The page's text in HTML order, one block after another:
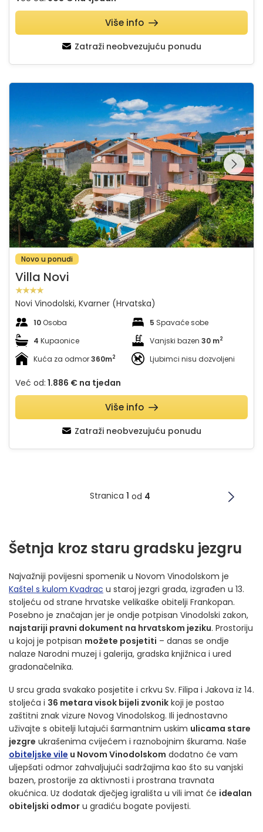
Zatraži neobvezujuću ponudu
Više info
Pregledajte cijelu
galeriju na
Novo u ponudi
Villa Novi
Novi Vinodolski, Kvarner (Hrvatska)
10Osoba 5 Spavaće sobe
4 Kupaonice Vanjski bazen 30 m2
Kuća za odmor360m2 Ljubimci nisu dozvoljeni
Već od: 1.886 € na tjedan
Zatraži neobvezujuću ponudu
Više info
Stranica 1 od 4
Šetnja kroz staru gradsku jezgru
Najvažniji povijesni spomenik u Novom Vinodolskom je
Kaštel s kulom Kvadrac u staroj jezgri grada, izgrađen u 13.
stoljeću od strane hrvatske velikaške obitelji Frankopan.
Posebno je značajan jer je ondje potpisan Vinodolski zakon,
najstariji pravni dokument na hrvatskom jeziku. Prostoriju
u kojoj je potpisan možete posjetiti – danas se ondje
nalaze Narodni muzej i galerija, gradska knjižnica i ured
gradonačelnika.
U srcu grada svakako posjetite i crkvu Sv. Filipa i Jakova iz 14.
stoljeća i 36 metara visok bijeli zvonik koji je postao
zaštitni znak vizure Novog Vinodolskog. Ili jednostavno
uživajte s obitelji lutajući šarmantnim uskim ulicama stare
jezgre ukrašenima cvijećem i raznobojnim škurama. Naše
obiteljske vile u Novom Vinodolskom dodatno će vam
uljepšati odmor zahvaljujući sadržajima kao što su vanjski
bazen, prostorije za aktivnosti i prostrana travnata
okućnica. Uz dodatak dječjeg igrališta u vili imat će idealan
obiteljski odmor u gradiću bogate povijesti.